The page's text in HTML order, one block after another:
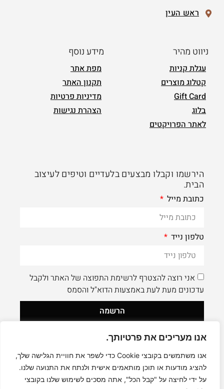
אנו מעריכים את פרטיותך.
אנו משתמשים בקובצי Cookie כדי לשפר את חוויית הגלישה שלך,
להציג מודעות או תוכן מותאמים אישית ולנתח את התנועה שלנו.
על ידי לחיצה על "קבל הכל", אתה מסכים לשימוש שלנו בקובצי
ראש העין
ניווט מהיר
עגלת קניות
קטלוג מוצרים
Gift Card
בלוג
לאתר הפרויקטים
מידע נוסף
מפת אתר
תקנון האתר
מדיניות פרטיות
הצהרת נגישות
הירשמו וקבלו מבצעים בלעדיים וטיפים לעיצוב
הבית.
כתובת מייל
טלפון נייד
אני רוצה להצטרף לרשימת התפוצה של האתר ולקבל
עדכונים מעת לעת באמצעות הדוא"ל והסמס
הרשמה
לעוד תוכן איכותי - תעקבו AleaDesign@
0